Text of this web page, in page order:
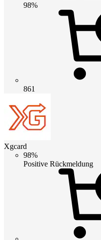
98%
861
Xgcard
98%
Positive Rückmeldung